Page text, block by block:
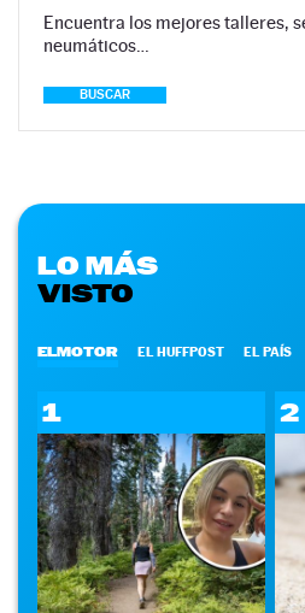
Encuentra los mejores talleres,
neumáticos…
BUSCAR
LO MÁS
VISTO
ELMOTOR EL HUFFPOST EL PAÍS
1 2